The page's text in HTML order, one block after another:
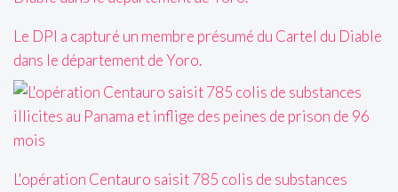
Le DPI a capturé un membre présumé du Cartel du Diable
dans le département de Yoro.
L'opération Centauro saisit 785 colis de substances